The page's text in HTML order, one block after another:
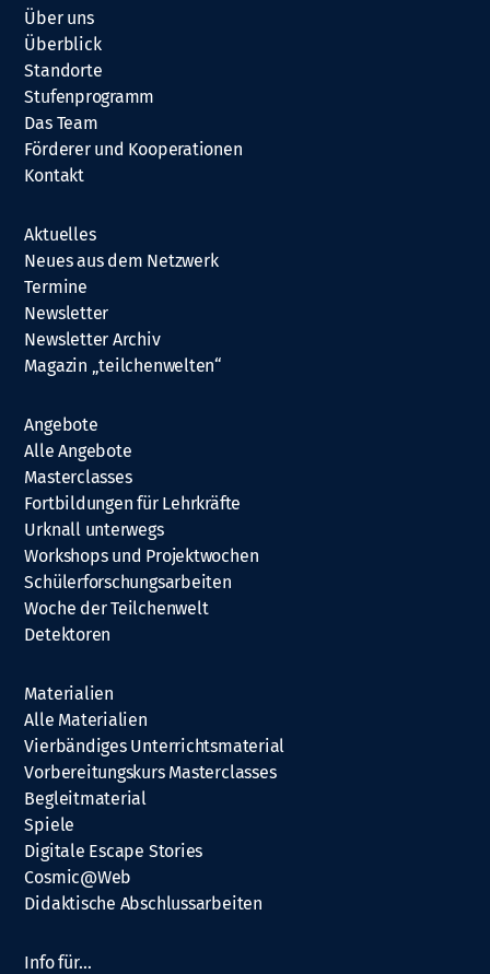
Über uns
Überblick
Standorte
Stufenprogramm
Das Team
Förderer und Kooperationen
Kontakt
Aktuelles
Neues aus dem Netzwerk
Termine
Newsletter
Newsletter Archiv
Magazin „teilchenwelten“
Angebote
Alle Angebote
Masterclasses
Fortbildungen für Lehrkräfte
Urknall unterwegs
Workshops und Projektwochen
Schülerforschungsarbeiten
Woche der Teilchenwelt
Detektoren
Materialien
Alle Materialien
Vierbändiges Unterrichtsmaterial
Vorbereitungskurs Masterclasses
Begleitmaterial
Spiele
Digitale Escape Stories
Cosmic@Web
Didaktische Abschlussarbeiten
Info für…